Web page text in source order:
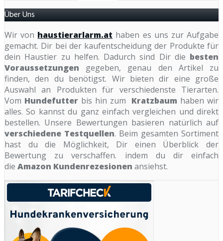
Über Uns
Wir von haustierarlarm.at haben es uns zur Aufgabe
gemacht. Dir bei der kaufentscheidung der Produkte für
dein Haustier zu helfen. Dadurch sind Dir die besten
Voraussetzungen gegeben, genau den Artikel zu
finden, den du benötigst. Wir bieten dir eine große
Auswahl an Produkten für verschiedenste Tierarten.
Vom Hundefutter bis hin zum Kratzbaum haben wir
alles. So kannst du ganz einfach vergleichen und direkt
bestellen. Unsere Bewertungen basieren natürlich auf
verschiedene Testquellen. Beim gesamten Sortiment
hast du die Möglichkeit, Dir einen Überblick der
Bewertung zu verschaffen. indem du dir einfach
die Amazon Kundenrezesionen ansiehst.